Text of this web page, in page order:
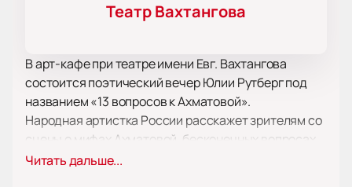
Театр Вахтангова
В арт-кафе при театре имени Евг. Вахтангова
состоится поэтический вечер Юлии Рутберг под
названием «13 вопросов к Ахматовой».
Народная артистка России расскажет зрителям со
сцены о мифах Ахматовой, бесконечных вопросах,
которые терзают любителей её творчества. Под
Читать дальше...